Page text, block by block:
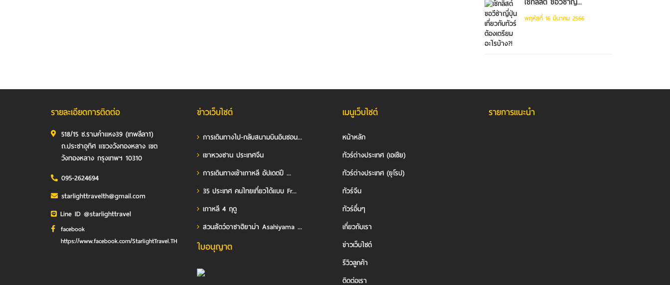
พฤหัสที่ 16 มีนาคม 2566
รายละเอียดการติดต่อ
518/15 ซ.รามคำแหง39 (เทพลีลา1)
ถ.ประชาอุทิศ แขวงวังทองหลาง เขต
วังทองหลาง กรุงเทพฯ 10310
095-2624694
starlighttravelth@gmail.com
Line ID @starlighttravel
facebook
https://www.facebook.com/StarlightTravel.TH
ข่าวเว็บไซต์
การเดินทางไป-กลับสนามบินอินชอน...
เขาหวงซาน ประเทศจีน
การเดินทางเข้าเกาหลี อัปเดตปี ...
35 ประเทศ คนไทยเที่ยวได้แบบ Fr...
เกาหลี 4 ฤดู
สวนสัตว์อาซาฮิยาม่า Asahiyama ...
ใบอนุญาต
เมนูเว็บไซต์
หน้าหลัก
ทัวร์ต่างประเทศ (เอเชีย)
ทัวร์ต่างประเทศ (ยุโรป)
ทัวร์จีน
ทัวร์อื่นๆ
เกี่ยวกับเรา
ข่าวเว็บไซต์
รีวิวลูกค้า
ติดต่อเรา
รายการแนะนำ